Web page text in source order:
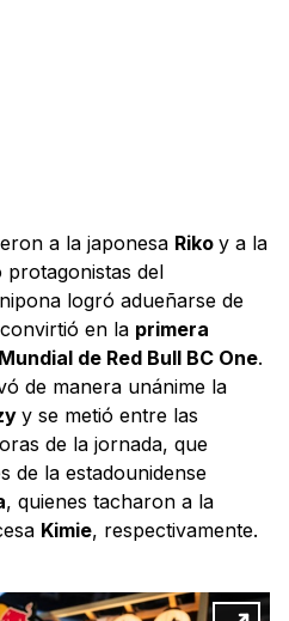
a la japonesa Riko y a la
protagonistas del
logró adueñarse de
en la primera
de Red Bull BC One.
de manera unánime la
y se metió entre las
de la jornada, que
de la estadounidense
, quienes tacharon a la
Kimie, respectivamente.